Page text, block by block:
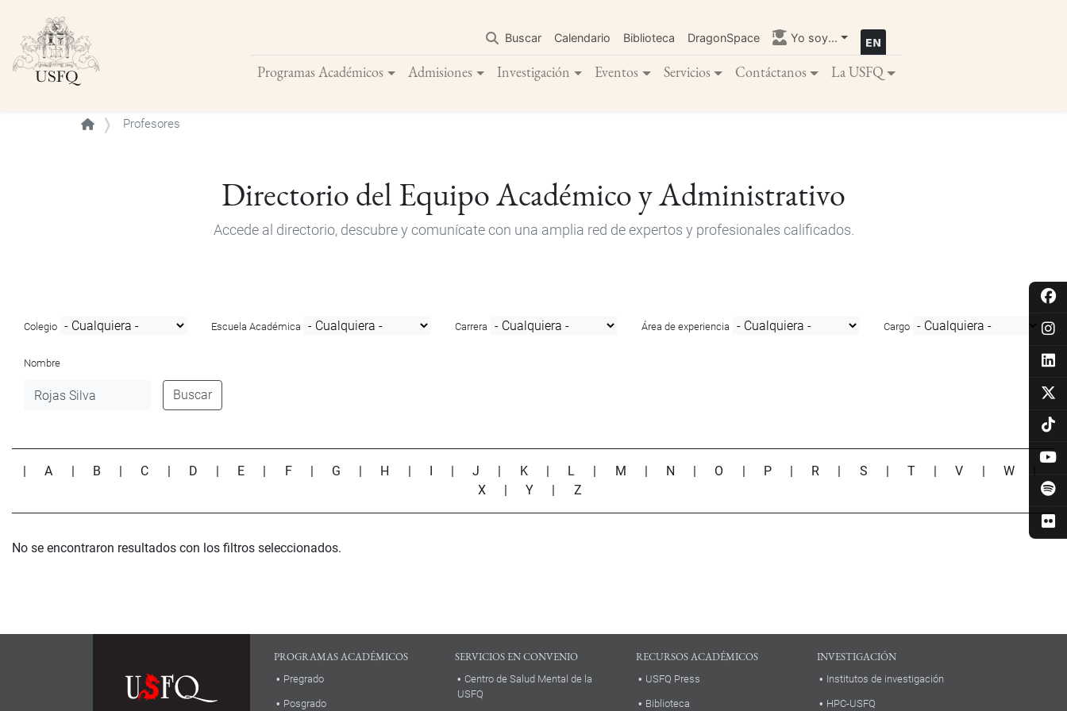
contenido
principal
Buscar Calendario Biblioteca DragonSpace Yo soy...
Programas Académicos Admisiones Investigación Eventos Servicios Contáctanos La USFQ
Buscar
Profesores
Directorio del Equipo Académico y Administrativo
Accede al directorio, descubre y comunícate con una amplia red de expertos y profesionales calificados.
Colegio Escuela Académica Carrera Área de experiencia Cargo
Nombre
Buscar
|A B C D E F G H |J K L M N O P R S |T |V W
X
|Y Z
No se encontraron resultados con los filtros seleccionados.
PROGRAMAS ACADÉMICOS
Pregrado
Posgrado
SERVICIOS EN CONVENIO
Centro de Salud Mental de la
USFQ
RECURSOS ACADÉMICOS
USFQ Press
Biblioteca
INVESTIGACIÓN
Institutos de investigación
HPC-USFQ